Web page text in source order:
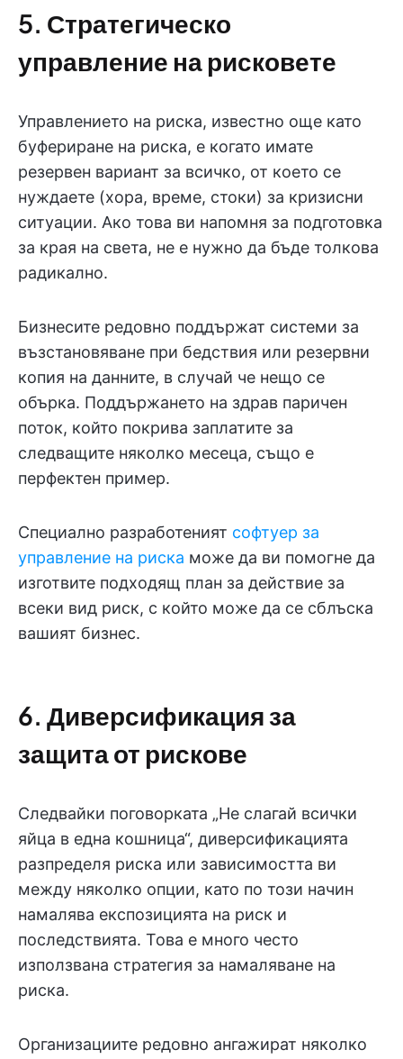
5. Стратегическо
управление на рисковете
Управлението на риска, известно още като
буфериране на риска, е когато имате
резервен вариант за всичко, от което се
нуждаете (хора, време, стоки) за кризисни
ситуации. Ако това ви напомня за подготовка
за края на света, не е нужно да бъде толкова
радикално.
Бизнесите редовно поддържат системи за
възстановяване при бедствия или резервни
копия на данните, в случай че нещо се
обърка. Поддържането на здрав паричен
поток, който покрива заплатите за
следващите няколко месеца, също е
перфектен пример.
Специално разработеният софтуер за
управление на риска може да ви помогне да
изготвите подходящ план за действие за
всеки вид риск, с който може да се сблъска
вашият бизнес.
6. Диверсификация за
защита от рискове
Следвайки поговорката „Не слагай всички
яйца в една кошница“, диверсификацията
разпределя риска или зависимостта ви
между няколко опции, като по този начин
намалява експозицията на риск и
последствията. Това е много често
използвана стратегия за намаляване на
риска.
Организациите редовно ангажират няколко